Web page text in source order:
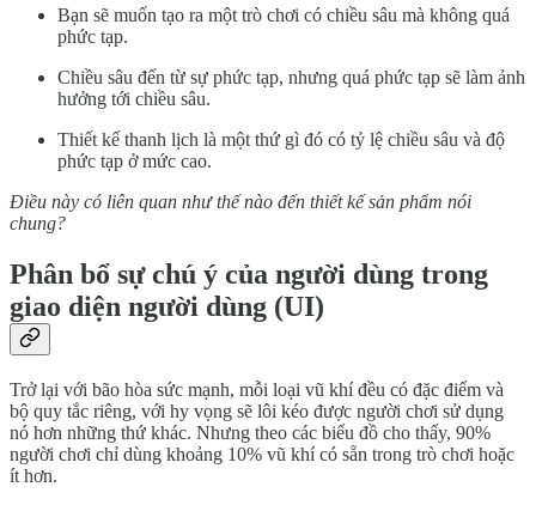
Bạn sẽ muốn tạo ra một trò chơi có chiều sâu mà không quá
phức tạp.
Chiều sâu đến từ sự phức tạp, nhưng quá phức tạp sẽ làm ảnh
hưởng tới chiều sâu.
Thiết kế thanh lịch là một thứ gì đó có tỷ lệ chiều sâu và độ
phức tạp ở mức cao.
Điều này có liên quan như thế nào đến thiết kế sản phẩm nói
chung?
Phân bổ sự chú ý của người dùng trong
giao diện người dùng (UI)
Trở lại với bão hòa sức mạnh, mỗi loại vũ khí đều có đặc điểm và
bộ quy tắc riêng, với hy vọng sẽ lôi kéo được người chơi sử dụng
nó hơn những thứ khác. Nhưng theo các biểu đồ cho thấy, 90%
người chơi chỉ dùng khoảng 10% vũ khí có sẵn trong trò chơi hoặc
ít hơn.